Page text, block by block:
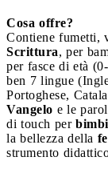
Cosa offre?
Contiene fumetti,
Scrittura, per
per fasce di età
ben 7 lingue
Portoghese,
Vangelo e le
di touch per bimbi
la bellezza della
strumento